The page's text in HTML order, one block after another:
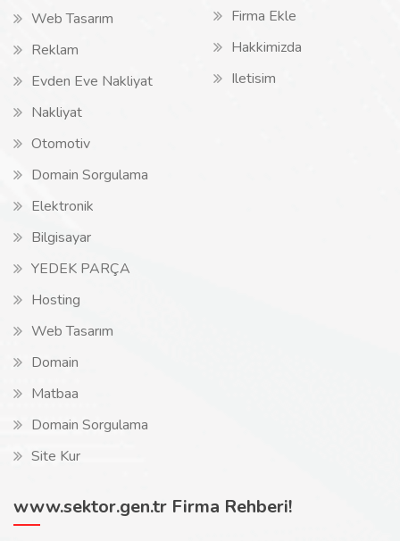
Web Tasarım
Reklam
Evden Eve Nakliyat
Nakliyat
Otomotiv
Domain Sorgulama
Elektronik
Bilgisayar
YEDEK PARÇA
Hosting
Web Tasarım
Domain
Matbaa
Domain Sorgulama
Site Kur
Firma Ekle
Hakkimizda
Iletisim
www.sektor.gen.tr Firma Rehberi!